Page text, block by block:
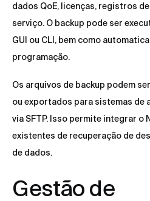
dados QoE, licenças, registros
serviço. O backup pode ser
GUI ou CLI, bem como
programação.
Os arquivos de backup podem
ou exportados para sistemas de
via SFTP. Isso permite integrar o
existentes de recuperação de
de dados.
Gestão de